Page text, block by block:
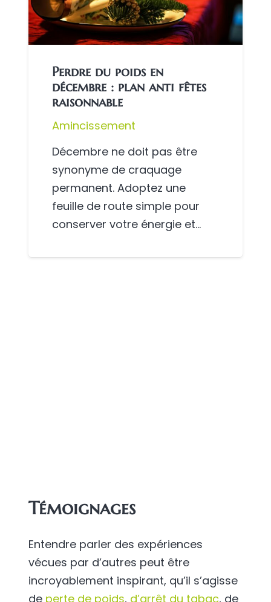
Perdre du poids en
décembre : plan anti fêtes
raisonnable
Amincissement
Décembre ne doit pas être
synonyme de craquage
permanent. Adoptez une
feuille de route simple pour
conserver votre énergie et…
Témoignages
Entendre parler des expériences
vécues par d’autres peut être
incroyablement inspirant, qu’il s’agisse
de perte de poids, d’arrêt du tabac, de